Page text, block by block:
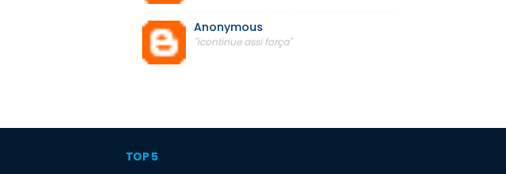
Anonymous
"icontinue assi força"
TOP 5